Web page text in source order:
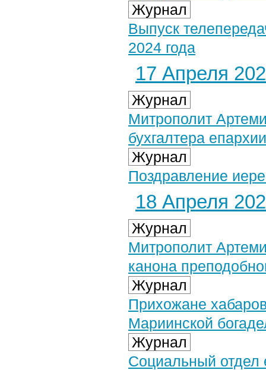
Журнал
Выпуск
2024 года
17 Апреля
Журнал
Митрополит
бухгалтера епархии
Журнал
Поздравление
18 Апреля
Журнал
Митрополит
канона
Журнал
Прихожане
Мариинской
Журнал
Социальный отдел